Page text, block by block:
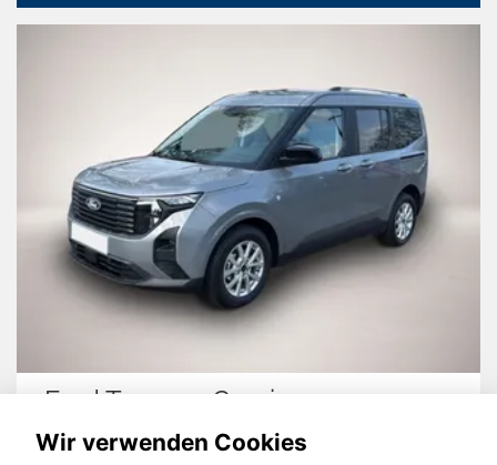
Ford Tourneo Courier
Wir verwenden Cookies